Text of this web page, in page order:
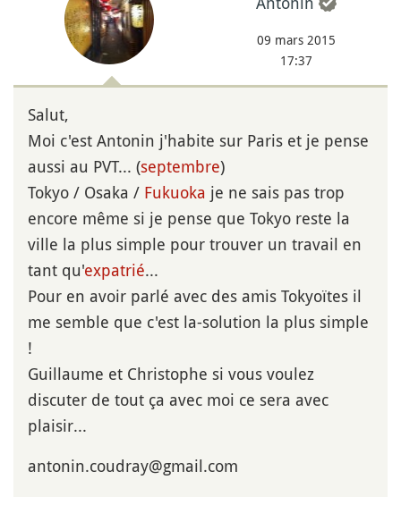
09 mars 2015
17:37
Salut,
Moi c'est Antonin j'habite sur Paris et je pense
aussi au PVT... (septembre)
Tokyo / Osaka / Fukuoka je ne sais pas trop
encore même si je pense que Tokyo reste la
ville la plus simple pour trouver un travail en
tant qu'expatrié...
Pour en avoir parlé avec des amis Tokyoïtes il
me semble que c'est la-solution la plus simple
!
Guillaume et Christophe si vous voulez
discuter de tout ça avec moi ce sera avec
plaisir...
antonin.coudray@gmail.com